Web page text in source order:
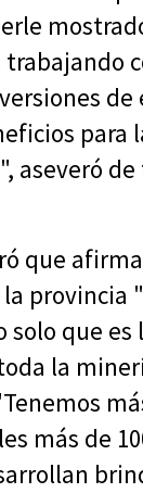
para
aseveró
que
provincia
solo que
la
más de